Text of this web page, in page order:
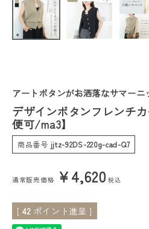
レディースボトムス
会員ステージ特典プログラムにつ
ご利用ガイド
アートボタンがお洒落なサマーニ
デザインボタンフレンチ
便可/ma3】
商品番号 jjtz-92DS-220g-cad-Q7
通常販売価格 ¥4,620 税込
[ 42 ポイント進呈 ]